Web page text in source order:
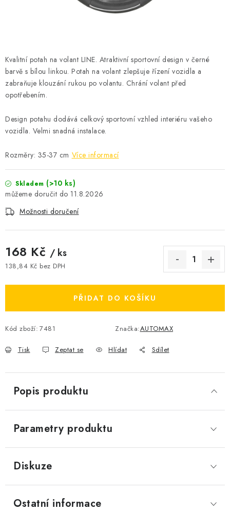
O nás Doprava Kontakty
Reklamace
Zásady zpracování osobních údajů
Kvalitní potah na volant LINE. Atraktivní sportovní design v černé
barvě s bílou linkou. Potah na volant zlepšuje řízení vozidla a
zabraňuje klouzání rukou po volantu. Chrání volant před
opotřebením.
Design potahu dodává celkový sportovní vzhled interiéru vašeho
vozidla. Velmi snadná instalace.
Rozměry: 35-37 cm Více informací
Skladem (>10 ks)
11.8.2026
Možnosti doručení
168 Kč / ks
138,84 Kč bez DPH
PŘIDAT DO KOŠÍKU
Kód zboží: 7481 Značka:AUTOMAX
Tisk Zeptat se Hlídat Sdílet
Popis produktu
Parametry produktu
Diskuze
Ostatní informace